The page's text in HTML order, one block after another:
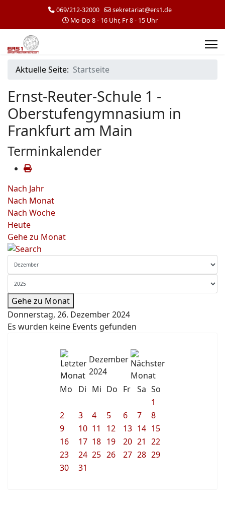
069/212-32000
sekretariat@ers1.de
Mo-Do 8 - 16 Uhr, Fr 8 - 15 Uhr
Aktuelle Seite: Startseite
Ernst-Reuter-Schule 1 -
Oberstufengymnasium in
Frankfurt am Main
Terminkalender
Nach Jahr
Nach Monat
Nach Woche
Heute
Gehe zu Monat
Gehe zu Monat
Donnerstag, 26. Dezember 2024
Es wurden keine Events gefunden
Dezember
2024
Mo
Di Mi Do Fr Sa So
1
2
3 4 5 6 7
8
9
10 11 12 13 14 15
16
17 18 19 20 21 22
23
24 25 26 27 28 29
30
31